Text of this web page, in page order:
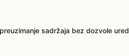
sadržaja bez dozvole